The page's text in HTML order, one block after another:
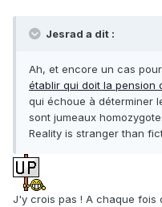
Jesrad a dit :
Ah, et encore un cas
établir qui doit la pension
qui échoue à déterminer
sont jumeaux
Reality is stranger than
J'y crois pas ! A chaque fois